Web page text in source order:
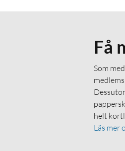
Få
Som
helt
Läs mer